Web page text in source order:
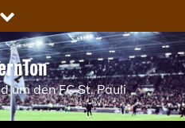
um den FC St. Pauli